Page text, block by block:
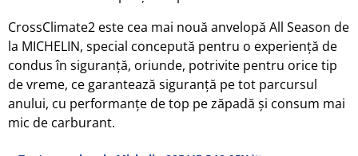
CrossClimate2 este cea mai nouă anvelopă All Season de
la MICHELIN, special concepută pentru o experiență de
condus în siguranță, oriunde, potrivite pentru orice tip
de vreme, ce garantează siguranță pe tot parcursul
anului, cu performanțe de top pe zăpadă și consum mai
mic de carburant.